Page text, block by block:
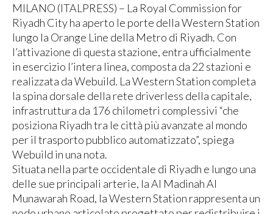
MILANO (ITALPRESS) – La Royal Commission for
Riyadh City ha aperto le porte della Western Station
lungo la Orange Line della Metro di Riyadh. Con
l’attivazione di questa stazione, entra ufficialmente
in esercizio l’intera linea, composta da 22 stazioni e
realizzata da Webuild. La Western Station completa
la spina dorsale della rete driverless della capitale,
infrastruttura da 176 chilometri complessivi “che
posiziona Riyadh tra le città più avanzate al mondo
per il trasporto pubblico automatizzato”, spiega
Webuild in una nota.
Situata nella parte occidentale di Riyadh e lungo una
delle sue principali arterie, la Al Madinah Al
Munawarah Road, la Western Station rappresenta un